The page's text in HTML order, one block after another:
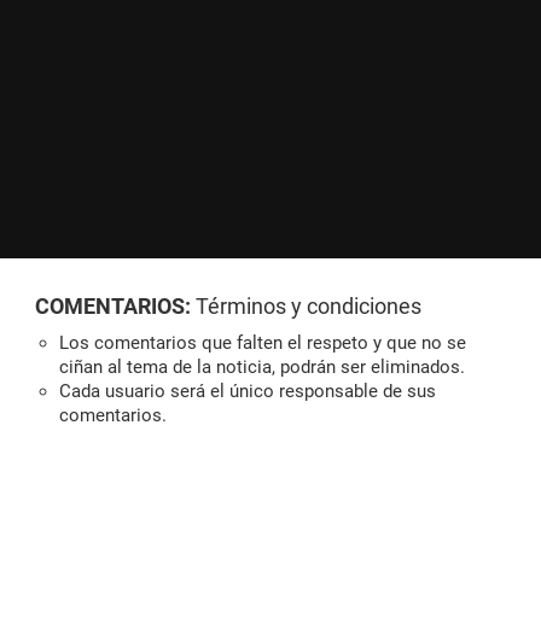
COMENTARIOS: Términos y condiciones
Los comentarios que falten el respeto y que no se
ciñan al tema de la noticia, podrán ser eliminados.
Cada usuario será el único responsable de sus
comentarios.